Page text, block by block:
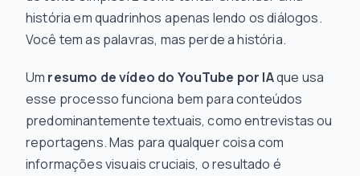
história em quadrinhos apenas lendo os diálogos.
Você tem as palavras, mas perde a história.
Um resumo de vídeo do YouTube por IAque usa
esse processo funciona bem para conteúdos
predominantemente textuais, como entrevistas ou
reportagens. Mas para qualquer coisa com
informações visuais cruciais, o resultado é